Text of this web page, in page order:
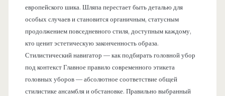
европейского шика. Шляпа перестает быть деталью для
особых случаев и становится органичным, статусным
продолжением повседневного стиля, доступным каждому,
кто ценит эстетическую законченность образа.
Стилистический навигатор — как подбирать головной убор
под контекст Главное правило современного этикета
головных уборов — абсолютное соответствие общей
стилистике ансамбля и обстановке. Правильно выбранный